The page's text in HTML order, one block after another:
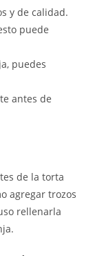
y de calidad.
puede
puedes
antes de
de la torta
agregar trozos
rellenarla